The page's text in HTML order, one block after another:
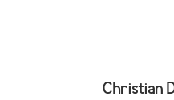
Christian